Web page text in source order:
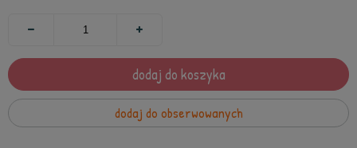
dodaj do koszyka
dodaj do obserwowanych